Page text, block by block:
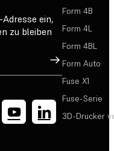
ein,
zu bleiben
Registrieren
Form 4B
Form 4L
Form 4BL
Form Auto
Fuse X1
Fuse-Serie
3D-Drucker